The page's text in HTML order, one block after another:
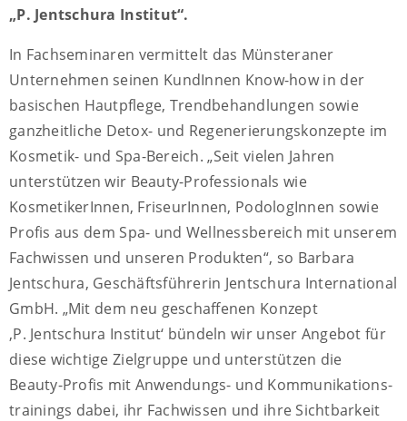
„P. Jentschura Institut“.
In Fachseminaren vermittelt das Münsteraner
Unternehmen seinen KundInnen Know-how in der
basischen Hautpflege, Trendbehandlungen sowie
ganzheitliche Detox- und Regenerierungskonzepte im
Kosmetik- und Spa-Bereich. „Seit vielen Jahren
unterstützen wir Beauty-Professionals wie
KosmetikerInnen, FriseurInnen, PodologInnen sowie
Profis aus dem Spa- und Wellnessbereich mit unserem
Fachwissen und unseren Produkten“, so Barbara
Jentschura, Geschäftsführerin Jentschura International
GmbH. „Mit dem neu geschaffenen Konzept
‚P. Jentschura Institut‘ bündeln wir unser Angebot für
diese wichtige Zielgruppe und unterstützen die
Beauty-Profis mit Anwendungs- und Kommunikations-
trainings dabei, ihr Fachwissen und ihre Sichtbarkeit